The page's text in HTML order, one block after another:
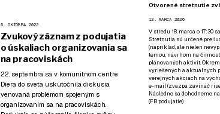
5. OKTÓBRA 2022
Zvukový záznam z podujatia
o úskaliach organizovania sa
na pracoviskách
22. septembra sa v komunitnom centre
Diera do sveta uskutočnila diskusia
venovaná problémom spojeným s
organizovaním sa na pracoviskách.
Otvorené stretnutie
12. MARCA 2026
V stredu 18. marca o 17:30
Stretnutia sú určené pre
(napríklad, ale nielen
témou, návrhom na
plánovaných aktivít.
vyriešených a aktuálnych
verejných akciach na
e-mail (zvazpa zavináč
Následne sa dohodneme
(FB podujatie)